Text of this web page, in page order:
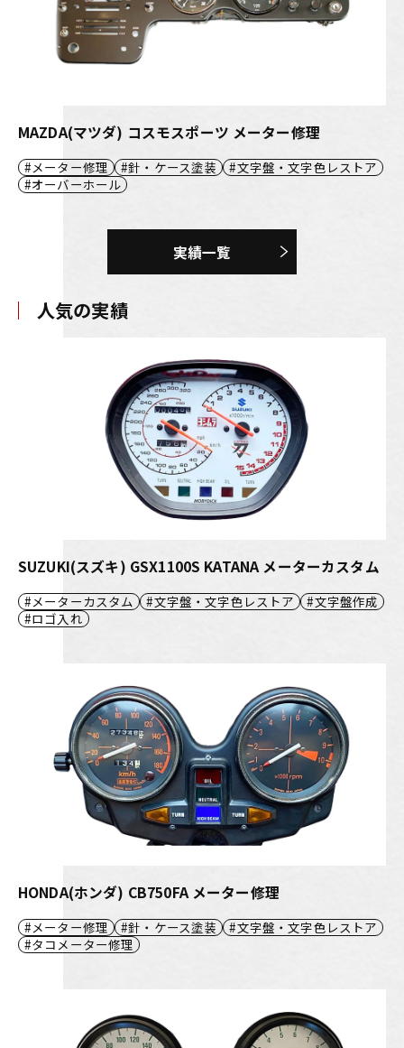
MAZDA(マツダ) コスモスポーツ メーター修理
メーター修理 針・ケース塗装
文字盤・文字色レストア
オーバーホール
実績一覧
人気の実績
SUZUKI(スズキ) GSX1100S KATANA メーターカスタム
メーターカスタム 文字盤・文字色レストア
文字盤作成
ロゴ入れ
HONDA(ホンダ) CB750FA メーター修理
メーター修理 針・ケース塗装
文字盤・文字色レストア
タコメーター修理